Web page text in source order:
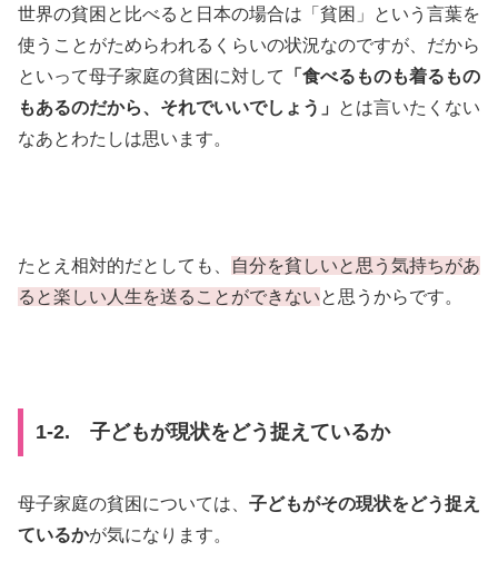
世界の貧困と比べると日本の場合は「貧困」という言葉を
使うことがためらわれるくらいの状況なのですが、だから
といって母子家庭の貧困に対して
「食べるものも着るもの
もあるのだから、それでいいでしょう」
とは言いたくない
なあとわたしは思います。
たとえ相対的だとしても、
自分を貧しいと思う気持ちがあ
ると楽しい人生を送ることができないと思うからです。
1-2. 子どもが現状をどう捉えているか
母子家庭の貧困については、 子どもがその現状をどう捉え
ているかが気になります。